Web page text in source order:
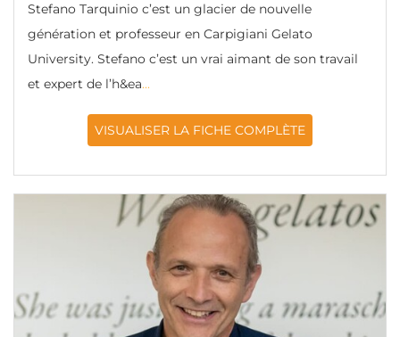
Stefano Tarquinio c’est un glacier de nouvelle
génération et professeur en Carpigiani Gelato
University. Stefano c’est un vrai aimant de son travail
et expert de l’h&ea...
VISUALISER LA FICHE COMPLÈTE